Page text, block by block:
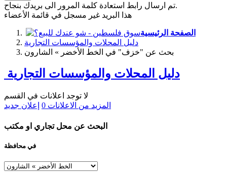
تم ارسال رابط استعادة كلمة المرور الى بريدك بنجاح.
هذا البريد غير مسجل في قائمة الأعضاء
الصفحة الرئيسية
دليل المحلات والمؤسسات التجارية
بحث عن "خزف" في الخط الأخضر » الشارون
دليل المحلات والمؤسسات التجارية
لا توجد اعلانات في القسم
المزيد من الاعلانات 0 إعلان جديد
البحث عن محل تجاري او مكتب
في محافظة